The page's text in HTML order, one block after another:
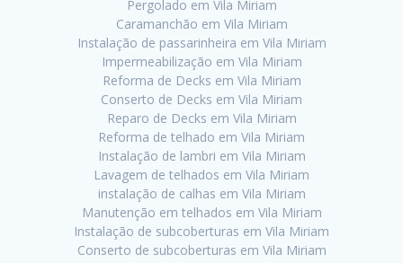
Pergolado em Vila Miriam
Caramanchão em Vila Miriam
Instalação de passarinheira em Vila Miriam
Impermeabilização em Vila Miriam
Reforma de Decks em Vila Miriam
Conserto de Decks em Vila Miriam
Reparo de Decks em Vila Miriam
Reforma de telhado em Vila Miriam
Instalação de lambri em Vila Miriam
Lavagem de telhados em Vila Miriam
instalação de calhas em Vila Miriam
Manutenção em telhados em Vila Miriam
Instalação de subcoberturas em Vila Miriam
Conserto de subcoberturas em Vila Miriam